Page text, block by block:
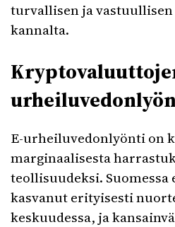
turvallisen ja vastuullisen
kannalta.
E-urheiluvedonlyönti on
marginaalisesta
teollisuudeksi.
kasvanut erityisesti
keskuudessa, ja